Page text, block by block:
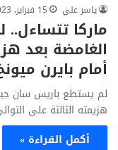
ياسر علي 15 فبراير، 2023
ماركا
الغامضة بعد
أمام بايرن
لم يستطع باريس سان
هزيمته الثالثة على التوالي
أكمل القراءة »